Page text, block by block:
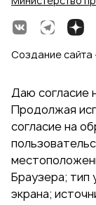
Создание
Даю согласие
Продолжая
согласие на
Браузера; тип
экрана;